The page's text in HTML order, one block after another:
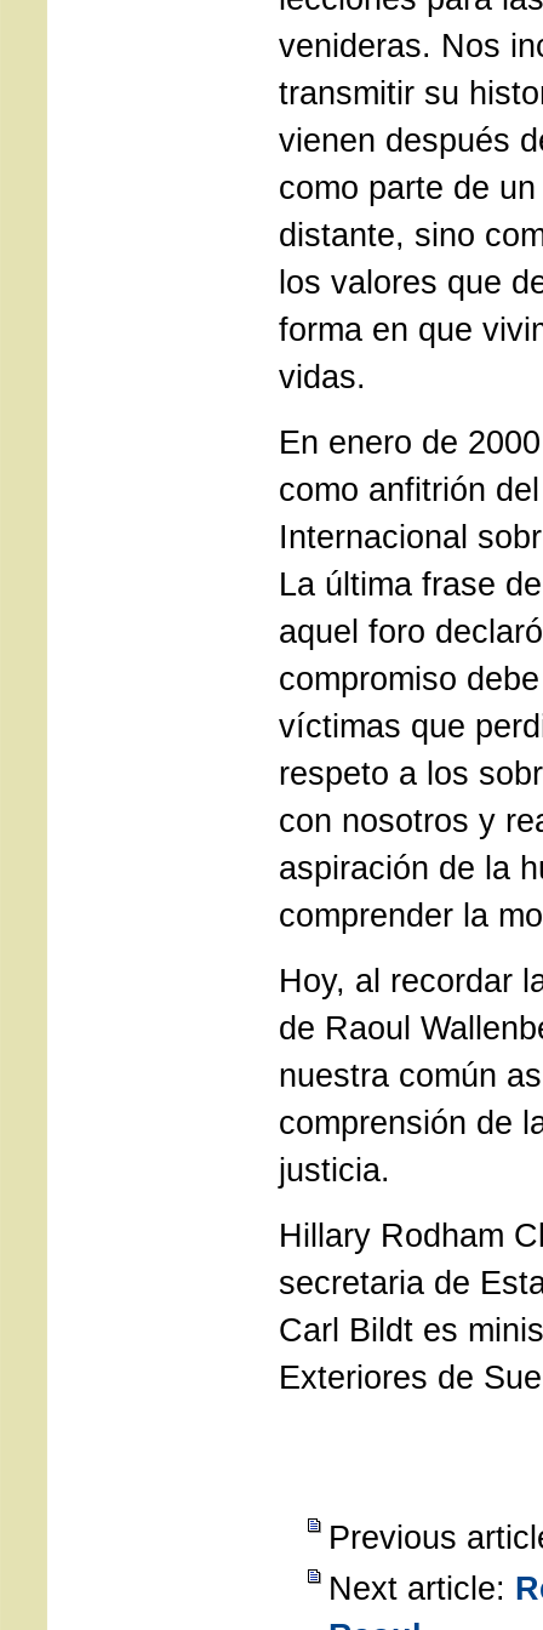
venideras. Nos
transmitir su
vienen después
como parte de
distante, sino
los valores que
forma en que
vidas.
En enero de
como anfitrión
Internacional
La última frase
aquel foro
compromiso
víctimas que
respeto a los
con nosotros y
aspiración de la
comprender la
Hoy, al recordar
de Raoul
nuestra común
comprensión de
justicia.
Hillary Rodham
secretaria de
Carl Bildt es
Exteriores de
Previous
Next article: